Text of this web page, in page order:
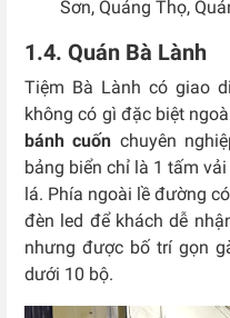
Sơn, Quảng Thọ,
1.4. Quán Bà Lành
Tiệm Bà Lành có giao
không có gì đặc biệt
bánh cuốn chuyên
bảng biển chỉ là 1 tấm
lá. Phía ngoài lề đường
đèn led để khách dễ
nhưng được bố trí gọn
dưới 10 bộ.